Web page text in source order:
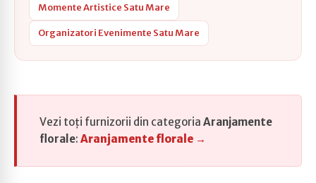
Momente Artistice Satu Mare
Organizatori Evenimente Satu Mare
Vezi toți furnizorii din categoria Aranjamente
florale: Aranjamente florale →